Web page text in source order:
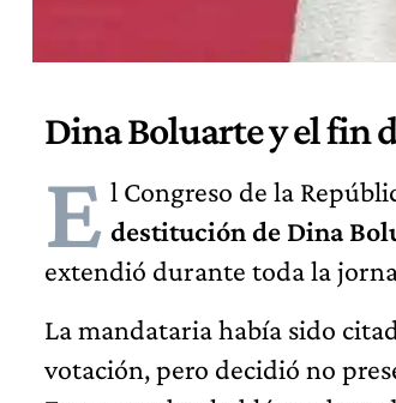
Dina Boluarte y el fin
E l Congreso de la
destitución de Dina
extendió durante toda la
La mandataria había sido
votación, pero decidió no